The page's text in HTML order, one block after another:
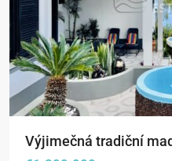
Výjimečná tradiční